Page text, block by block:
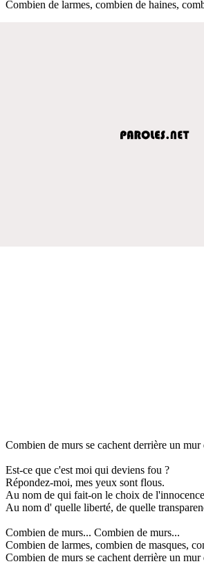
Combien de larmes, combien de haines,
Combien de murs se cachent derrière un
Est-ce que c'est moi qui deviens fou ?
Répondez-moi, mes yeux sont flous.
Au nom de qui fait-on le choix de
Au nom d' quelle liberté, de quelle
Combien de murs... Combien de murs...
Combien de larmes, combien de masques,
Combien de murs se cachent derrière un